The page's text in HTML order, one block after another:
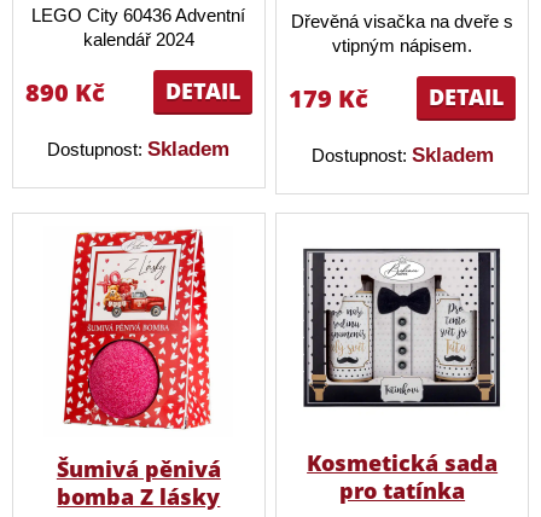
LEGO City 60436 Adventní
kalendář 2024
DETAIL
890 Kč
Dostupnost:Skladem
Dřevěná visačka na dveře s
vtipným nápisem.
DETAIL
179 Kč
Dostupnost: Skladem
Šumivá pěnivá
bomba Z lásky
Kosmetická sada
pro tatínka